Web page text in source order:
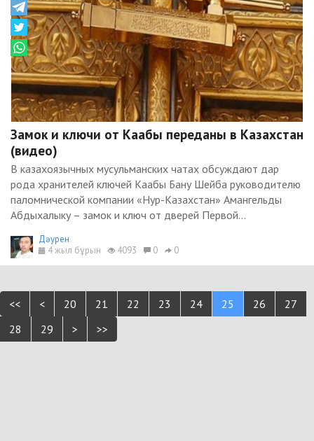
Замок и ключи от Каабы переданы в Казахстан
(видео)
В казахоязычных мусульманских чатах обсуждают дар
рода хранителей ключей Каабы Бану Шейба руководителю
паломнической компании «Нур-Казахстан» Амангельды
Абдыхалыку – замок и ключ от дверей Первой...
Дәурен
4 жыл бұрын
4093 0 0
<< < 20 21 22 23 24 25 26
27
28
29 > >>